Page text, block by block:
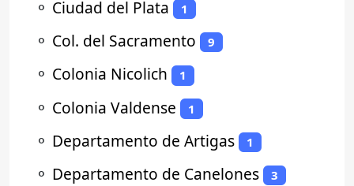
⚬ Ciudad del Plata 1
⚬ Col. del Sacramento 9
⚬ Colonia Nicolich 1
⚬ Colonia Valdense 1
⚬ Departamento de Artigas 1
⚬ Departamento de Canelones 3